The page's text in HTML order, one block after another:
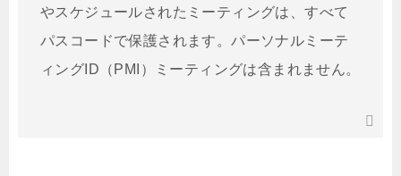
やスケジュールされたミーティングは、すべて
パスコードで保護されます。パーソナルミーテ
ィングID（PMI）ミーティングは含まれません。